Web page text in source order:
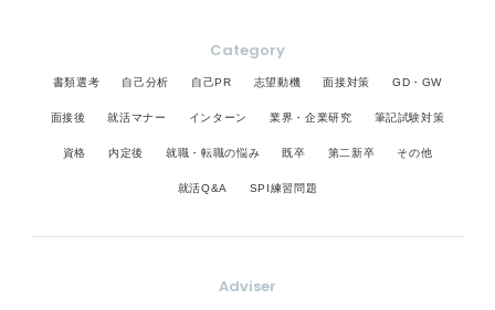
Category
書類選考 自己分析 自己PR 志望動機 面接対策 GD・GW
面接後 就活マナー インターン 業界・企業研究 筆記試験対策
資格 内定後 就職・転職の悩み 既卒 第二新卒 その他
就活Q&A SPI練習問題
Adviser